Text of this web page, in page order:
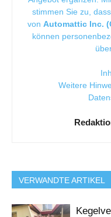
stimmen Sie zu,
von Automattic Inc.
können
Weitere
VERWANDTE ARTIKEL